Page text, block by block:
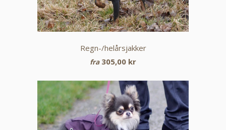
Regn-/helårsjakker
fra 305,00 kr